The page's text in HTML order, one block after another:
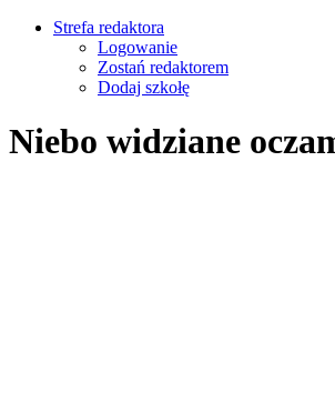
Strefa redaktora
Logowanie
Zostań redaktorem
Dodaj szkołę
Niebo widziane